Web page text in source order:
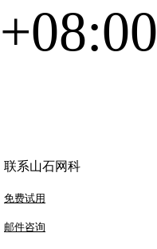
联系山石网科
免费试用
邮件咨询